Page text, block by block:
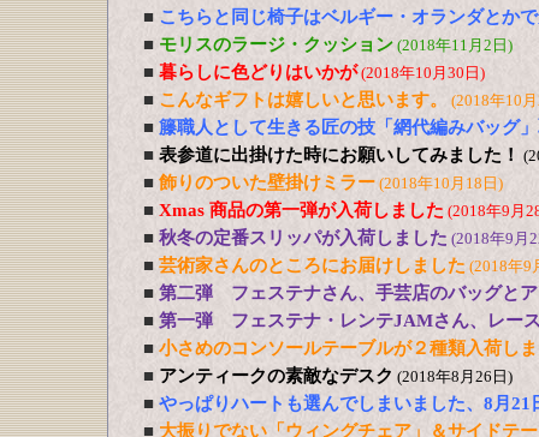
■ こちらと同じ椅子はベルギー・オランダとか
■ モリスのラージ・クッション (2018年11月2日)
■ 暮らしに色どりはいかが(2018年10月30日)
■ こんなギフトは嬉しいと思います。 (2018年10
■ 籐職人として生きる匠の技「網代編みバッグ
■ 表参道に出掛けた時にお願いしてみました！
■ 飾りのついた壁掛けミラー (2018年10月18日)
■ Xmas 商品の第一弾が入荷しました (2018年9月
■ 秋冬の定番スリッパが入荷しました (2018年9月
■ 芸術家さんのところにお届けしました (2018年9
■ 第二弾 フェステナさん、手芸店のバッグと
■ 第一弾 フェステナ・レンテJAMさん、レー
■ 小さめのコンソールテーブルが２種類入荷し
■ アンティークの素敵なデスク (2018年8月26日)
■ やっぱりハートも選んでしまいました、8月21
■ 大振りでない「ウィングチェア」＆サイドテ